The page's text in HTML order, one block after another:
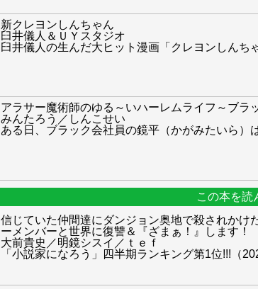
新クレヨンしんちゃん
臼井儀人＆ＵＹスタジオ
臼井儀人の生んだ大ヒット漫画「クレヨンしんち
アラサー魔術師のゆる～いハーレムライフ～ブラ
みんたろう／しんこせい
ある日、ブラック会社員の鏡平（かがみたいら）
この本を読
信じていた仲間達にダンジョン奥地で殺されかけ
ーメンバーと世界に復讐＆『ざまぁ！』します！
大前貴史／明鏡シスイ／ｔｅｆ
「小説家になろう」四半期ランキング第1位!!!（